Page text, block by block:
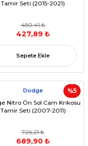
Tamir Seti (2015-2021)
450,41 ₺
427,89 ₺
Sepete Ekle
%5
Dodge
Nitro Ön Sol Cam Krikosu
Tamir Seti (2007-2011)
726,21 ₺
689,90 ₺